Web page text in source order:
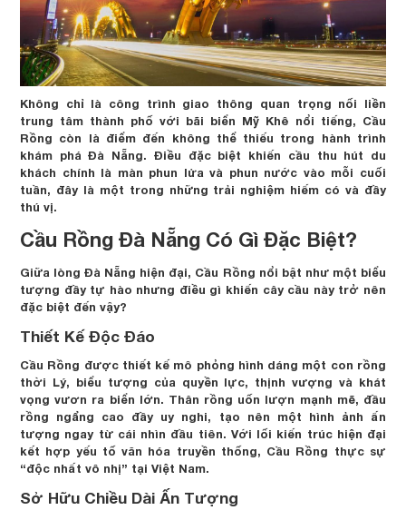
Không chỉ là công trình giao thông quan trọng nối liền
trung tâm thành phố với bãi biển Mỹ Khê nổi tiếng, Cầu
Rồng còn là điểm đến không thể thiếu trong hành trình
khám phá Đà Nẵng. Điều đặc biệt khiến cầu thu hút du
khách chính là màn phun lửa và phun nước vào mỗi cuối
tuần, đây là một trong những trải nghiệm hiếm có và đầy
thú vị.
Cầu Rồng Đà Nẵng Có Gì Đặc Biệt?
Giữa lòng Đà Nẵng hiện đại, Cầu Rồng nổi bật như một biểu
tượng đầy tự hào nhưng điều gì khiến cây cầu này trở nên
đặc biệt đến vậy?
Thiết Kế Độc Đáo
Cầu Rồng được thiết kế mô phỏng hình dáng một con rồng
thời Lý, biểu tượng của quyền lực, thịnh vượng và khát
vọng vươn ra biển lớn. Thân rồng uốn lượn mạnh mẽ, đầu
rồng ngẩng cao đầy uy nghi, tạo nên một hình ảnh ấn
tượng ngay từ cái nhìn đầu tiên. Với lối kiến trúc hiện đại
kết hợp yếu tố văn hóa truyền thống, Cầu Rồng thực sự
“độc nhất vô nhị” tại Việt Nam.
Sở Hữu Chiều Dài Ấn Tượng